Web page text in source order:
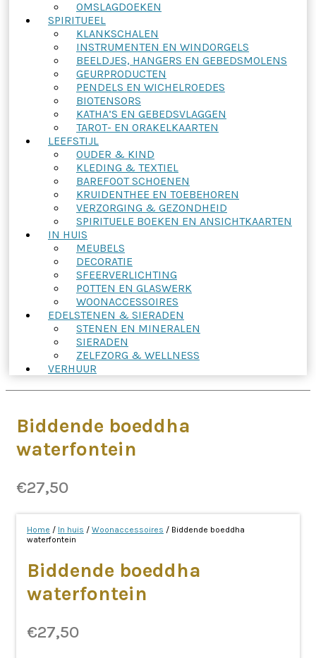
OMSLAGDOEKEN
SPIRITUEEL
KLANKSCHALEN
INSTRUMENTEN EN WINDORGELS
BEELDJES, HANGERS EN GEBEDSMOLENS
GEURPRODUCTEN
PENDELS EN WICHELROEDES
BIOTENSORS
KATHA’S EN GEBEDSVLAGGEN
TAROT- EN ORAKELKAARTEN
LEEFSTIJL
OUDER & KIND
KLEDING & TEXTIEL
BAREFOOT SCHOENEN
KRUIDENTHEE EN TOEBEHOREN
VERZORGING & GEZONDHEID
SPIRITUELE BOEKEN EN ANSICHTKAARTEN
IN HUIS
MEUBELS
DECORATIE
SFEERVERLICHTING
POTTEN EN GLASWERK
WOONACCESSOIRES
EDELSTENEN & SIERADEN
STENEN EN MINERALEN
SIERADEN
ZELFZORG & WELLNESS
VERHUUR
Biddende boeddha
waterfontein
€27,50
Home / In huis / Woonaccessoires / Biddende boeddha
waterfontein
Biddende boeddha
waterfontein
€27,50